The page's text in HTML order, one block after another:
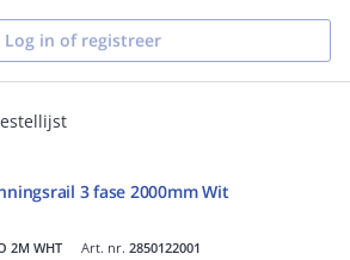
Log in of registreer
3 fase 2000mm Wit
Art. nr. 2850122001
2M WHT